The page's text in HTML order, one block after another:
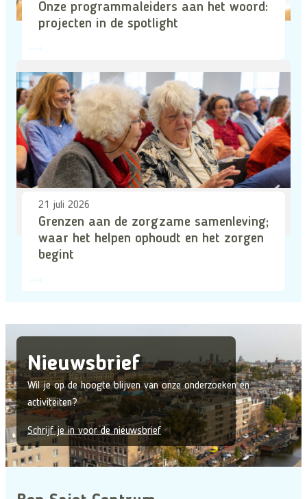
Onze programmaleiders aan het woord:
projecten in de spotlight
21 juli 2026
Grenzen aan de zorgzame samenleving;
waar het helpen ophoudt en het zorgen
begint
Nieuwsbrief
Wil je op de hoogte blijven van onze onderzoeken en
activiteiten?
Schrijf je in voor de nieuwsbrief